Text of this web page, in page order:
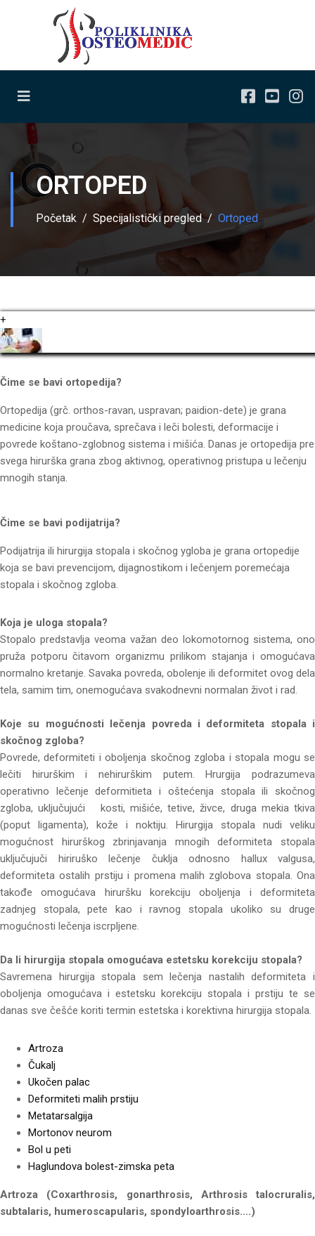
ORTOPED
Početak Specijalistički pregled Ortoped
+
Čime se bavi ortopedija?
Ortopedija (grč. orthos-ravan, uspravan; paidion-dete) je grana
medicine koja proučava, sprečava i leči bolesti, deformacije i
povrede koštano-zglobnog sistema i mišića. Danas je ortopedija pre
svega hirurška grana zbog aktivnog, operativnog pristupa u lečenju
mnogih stanja.
Čime se bavi podijatrija?
Podijatrija ili hirurgija stopala i skočnog ygloba je grana ortopedije
koja se bavi prevencijom, dijagnostikom i lečenjem poremećaja
stopala i skočnog zgloba.
Koja je uloga stopala?
Stopalo predstavlja veoma važan deo lokomotornog sistema, ono
pruža potporu čitavom organizmu prilikom stajanja i omogućava
normalno kretanje. Savaka povreda, obolenje ili deformitet ovog dela
tela, samim tim, onemogućava svakodnevni normalan život i rad.
Koje su mogućnosti lečenja povreda i deformiteta stopala i
skočnog zgloba?
Povrede, deformiteti i oboljenja skočnog zgloba i stopala mogu se
lečiti hirurškim i nehirurškim putem. Hrurgija podrazumeva
operativno lečenje deformitieta i oštećenja stopala ili skočnog
zgloba, uključujući kosti, mišiće, tetive, živce, druga mekia tkiva
(poput ligamenta), kože i noktiju. Hirurgija stopala nudi veliku
mogućnost hirurškog zbrinjavanja mnogih deformiteta stopala
uključujuči hiriruško lečenje čuklja odnosno hallux valgusa,
deformiteta ostalih prstiju i promena malih zglobova stopala. Ona
takođe omogućava hiruršku korekciju oboljenja i deformiteta
zadnjeg stopala, pete kao i ravnog stopala ukoliko su druge
mogućnosti lečenja iscrpljene.
Da li hirurgija stopala omogućava estetsku korekciju stopala?
Savremena hirurgija stopala sem lečenja nastalih deformiteta i
oboljenja omogućava i estetsku korekciju stopala i prstiju te se
danas sve češće koriti termin estetska i korektivna hirurgija stopala.
Artroza
Čukalj
Ukočen palac
Deformiteti malih prstiju
Metatarsalgija
Mortonov neurom
Bol u peti
Haglundova bolest-zimska peta
Artroza (Coxarthrosis, gonarthrosis, Arthrosis talocruralis,
subtalaris, humeroscapularis, spondyloarthrosis….)